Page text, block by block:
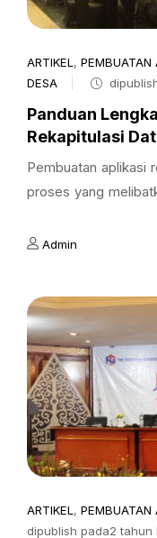
ARTIKEL , PEMBUATAN
DESA
Panduan
Rekapitulasi
Pembuatan aplikasi
proses yang
Admin
ARTIKEL , PEMBUATAN
dipublish pada2 tahun